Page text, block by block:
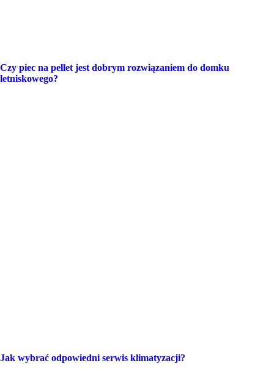
Czy piec na pellet jest dobrym rozwiązaniem do domku
letniskowego?
Jak wybrać odpowiedni serwis klimatyzacji?